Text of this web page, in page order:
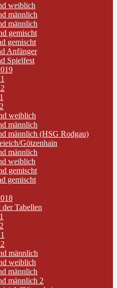
weiblich
männlich
männlich
gemischt
gemischt
Anfänger
Spielfest
weiblich
männlich
männlich (HSG Rodgau)
Götzenhain
männlich
weiblich
gemischt
gemischt
Tabellen
männlich
weiblich
männlich
männlich 2